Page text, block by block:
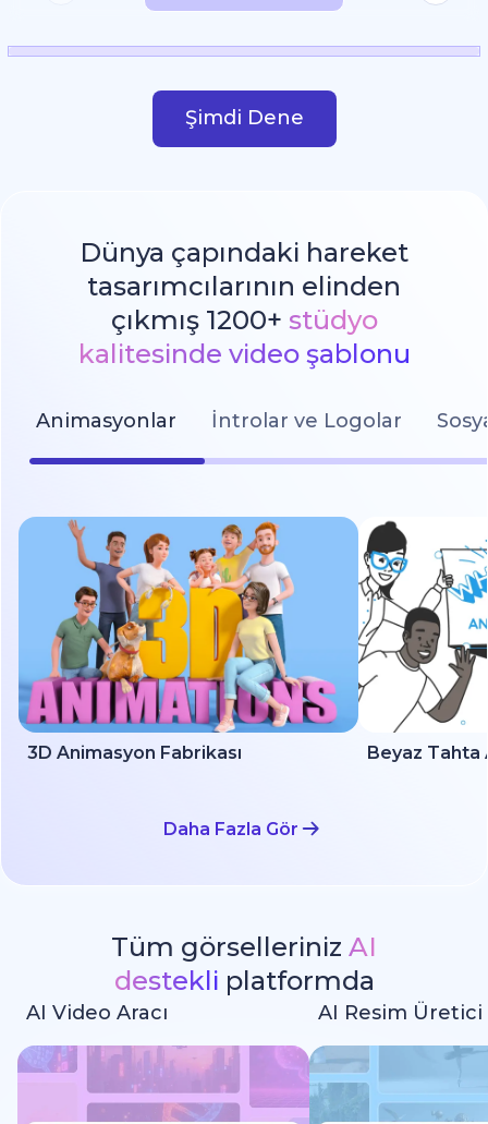
Şimdi Dene
Dünya çapındaki hareket
tasarımcılarının elinden
çıkmış 1200+ stüdyo
kalitesinde video şablonu
Animasyonlar İntrolar ve Logolar
3D Animasyon Fabrikası Beyaz Tahta
Daha Fazla Gör
Tüm görselleriniz AI
destekli platformda
AI Video Aracı AI Resim Üretici